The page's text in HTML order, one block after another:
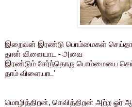
இறைவன் இரண்டு பொம்மைகள்
தான் விளையாட - அவை
இரண்டும் சேர்ந்தொரு பொம்மையை
தாம் விளையாட'
மொழித்திறன், செவித்திறன் அற்ற